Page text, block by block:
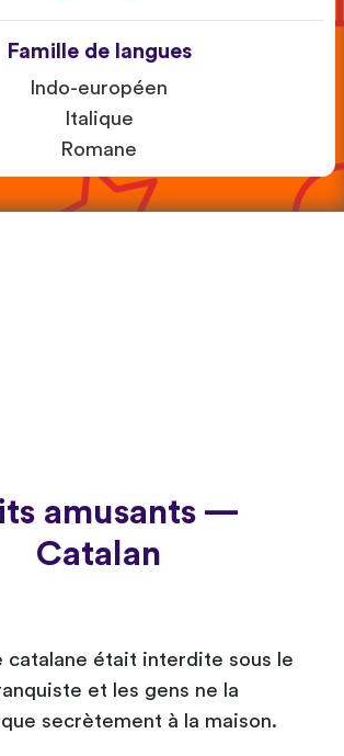
Famille de langues
Indo-européen
Italique
Romane
amusants —
Catalan
catalane était interdite sous le
et les gens ne la
secrètement à la maison.